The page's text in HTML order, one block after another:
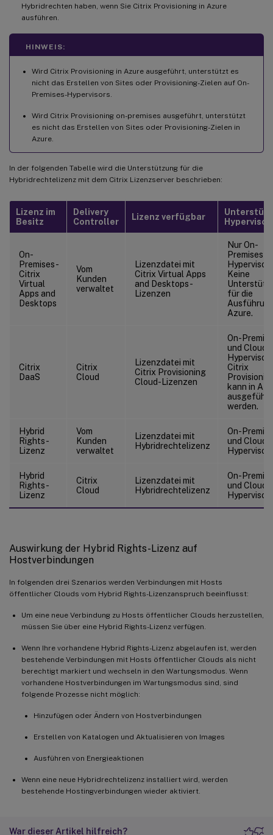
Hybridrechten haben, wenn Sie Citrix Provisioning in Azure
ausführen.
HINWEIS:
Wird Citrix Provisioning in Azure ausgeführt, unterstützt es
nicht das Erstellen von Sites oder Provisioning-Zielen auf On-
Premises-Hypervisors.
Wird Citrix Provisioning on-premises ausgeführt, unterstützt
es nicht das Erstellen von Sites oder Provisioning-Zielen in
Azure.
In der folgenden Tabelle wird die Unterstützung für die
Hybridrechtelizenz mit dem Citrix Lizenzserver beschrieben:
Lizenz im
Besitz
Delivery
Controller
Lizenz verfügbar
Hypervisor
On-
Premises-
Citrix
Virtual
Apps and
Desktops
Vom
Kunden
verwaltet
Lizenzdatei mit
Citrix Virtual Apps
and Desktops-
Lizenzen
Nur On-
Premises-
Keine
für die
Azure.
Citrix
DaaS
Citrix
Cloud
Lizenzdatei mit
Citrix Provisioning
Cloud-Lizenzen
On-
und Cloud-
Citrix
kann in
ausgeführt
werden.
Hybrid
Rights-
Lizenz
Vom
Kunden
verwaltet
Lizenzdatei mit
Hybridrechtelizenz
On-
und Cloud-
Hybrid
Rights-
Lizenz
Citrix
Cloud
Lizenzdatei mit
Hybridrechtelizenz
On-
und Cloud-
Auswirkung der Hybrid Rights-Lizenz auf
Hostverbindungen
In folgenden drei Szenarios werden Verbindungen mit Hosts
öffentlicher Clouds vom Hybrid Rights-Lizenzanspruch beeinflusst:
Um eine neue Verbindung zu Hosts öffentlicher Clouds herzustellen,
müssen Sie über eine Hybrid Rights-Lizenz verfügen.
Wenn Ihre vorhandene Hybrid Rights-Lizenz abgelaufen ist, werden
bestehende Verbindungen mit Hosts öffentlicher Clouds als nicht
berechtigt markiert und wechseln in den Wartungsmodus. Wenn
vorhandene Hostverbindungen im Wartungsmodus sind, sind
folgende Prozesse nicht möglich:
Hinzufügen oder Ändern von Hostverbindungen
Erstellen von Katalogen und Aktualisieren von Images
Ausführen von Energieaktionen
Wenn eine neue Hybridrechtelizenz installiert wird, werden
bestehende Hostingverbindungen wieder aktiviert.
War dieser Artikel hilfreich?